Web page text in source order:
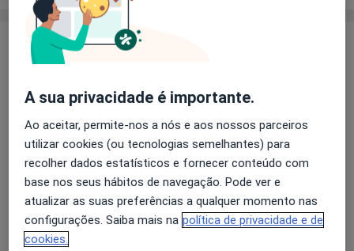
Experiência
Cirurgia da Parede Abdominal, Cirurgia da Vesícula
Biliar, Cirurgia Anorretal, Cirurgia de Quisto Pilonidal,
Cirurgia Esofagogástrica, Cirurgia Colorretal, Cirurgia
da Tiroide e Paratiroides, Cirurgia da Mama, Cirurgia
Minimamente Invasiva, Cirurgia Laparoscópica,
Cirurgia Oncológica, Cirurgia de Ambulatório
maisSobre mim
Principais doenças tratadas
Colangite
A sua privacidade é importante.
Ao aceitar, permite-nos a nós e aos nossos parceiros
utilizar cookies (ou tecnologias semelhantes) para
recolher dados estatísticos e fornecer conteúdo com
base nos seus hábitos de navegação. Pode ver e
atualizar as suas preferências a qualquer momento nas
configurações. Saiba mais na política de privacidade e de
cookies.